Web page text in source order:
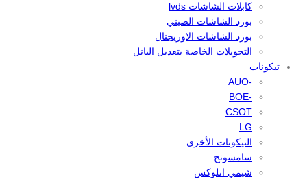
كابلات الشاشات lvds
بورد الشاشات الصيني
بورد الشاشات الاوريجنال
التحويلات الخاصة بتعديل البانل
تيكونات
-AUO
-BOE
CSOT
LG
التيكونات الأخري
سامسونج
شيمي انلوكس